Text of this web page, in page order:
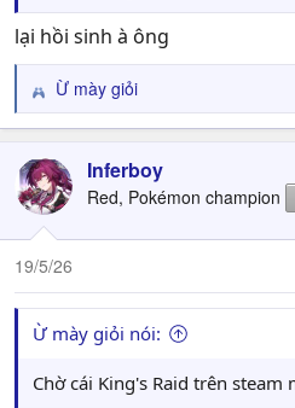
lại hồi sinh à ông
R
e
c
t
i
o
n
:
Ừ mày giỏi
Inferboy
Red, Pokémon champion
19/5/26
Ừ mày giỏi nói:
Chờ cái King's Raid trên steam